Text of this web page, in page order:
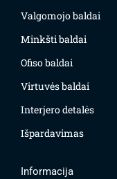
Valgomojo baldai
Minkšti baldai
Ofiso baldai
Virtuvės baldai
Interjero detalės
Išpardavimas
Informacija